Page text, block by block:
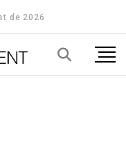
de 2026